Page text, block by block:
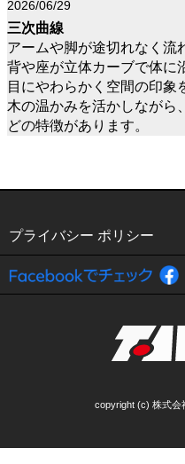
2026/06/29
三次曲線
アームや脚が途切れなく流
背や座が立体カーブで体に
目にやわらかく空間の印象
木の温かみを活かしながら
どの特徴があります。
プライバシー ポリシー
copyright (c) 株式会